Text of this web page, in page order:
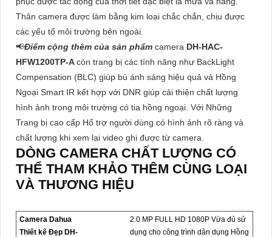
Thân camera được làm bằng kim loại chắc chắn, chịu được
các yếu tố môi trường bên ngoài.
📢Điểm cộng thêm của sản phẩm camera DH-HAC-
HFW1200TP-Acòn trang bị các tính năng như BackLight
Compensation (BLC) giúp bù ánh sáng hiệu quả và Hồng
Ngoại Smart IR kết hợp với DNR giúp cải thiện chất lượng
hình ảnh trong môi trường có tia hồng ngoại. Với Những
Trang bị cao cấp Hổ trợ người dùng có hình ảnh rõ ràng và
chất lượng khi xem lại video ghi được từ camera.
DÒNG CAMERA CHẤT LƯỢNG CÓ
THỂ THAM KHẢO THÊM CÙNG LOẠI
VÀ THƯƠNG HIỆU
Camera Dahua
Thiết kế Đẹp DH-
2.0 MP FULL HD 1080P Vừa đủ sử
dụng cho công trình dân dụng Hồng